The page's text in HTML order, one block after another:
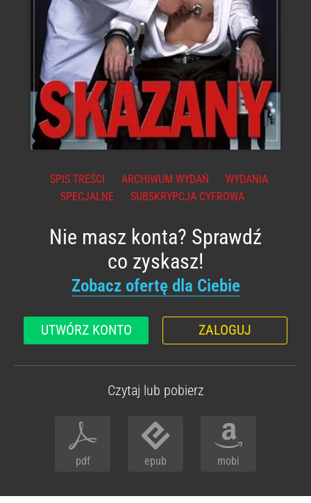
SPIS TREŚCI ARCHIWUM WYDAŃ
WYDANIA
SPECJALNE
SUBSKRYPCJA CYFROWA
Nie masz konta? Sprawdź
co zyskasz!
Zobacz ofertę dla Ciebie
UTWÓRZ KONTO ZALOGUJ
Czytaj lub pobierz
pdf epub mobi